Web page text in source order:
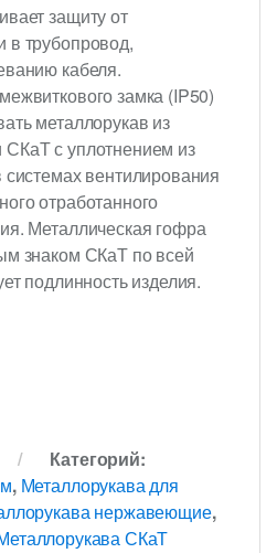
защиту от
в трубопровод,
кабеля.
замка (IP50)
металлорукав из
с уплотнением из
системах вентилирования
отработанного
Металлическая гофра
знаком СКаТ по всей
подлинность изделия.
Категорий:
, Металлорукава для
нержавеющие,
СКаТ